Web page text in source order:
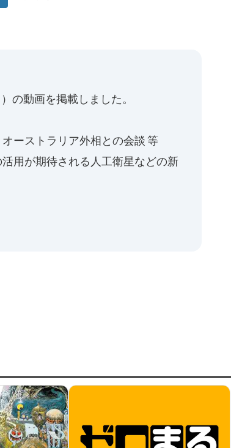
の動画を掲載しました。
ーストラリア外相との会談 等
用が期待される人工衛星などの新